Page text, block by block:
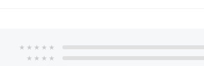
★ ★ ★ ★ ★
★ ★ ★ ★